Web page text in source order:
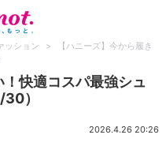
ッション >
【ハニーズ】今から履き
！快適コスパ最強シュ
）
2026.4.26 20:26